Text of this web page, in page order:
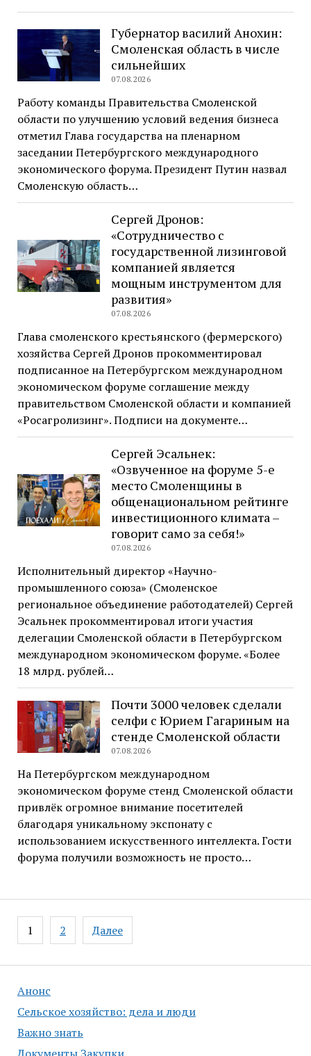
Анонс
Сельское хозяйство: дела и люди
Важно знать
Губернатор василий Анохин:
Смоленская область в числе
сильнейших
07.08.2026
Работу команды Правительства Смоленской
области по улучшению условий ведения бизнеса
отметил Глава государства на пленарном
заседании Петербургского международного
экономического форума. Президент Путин назвал
Смоленскую область…
Сергей Дронов:
«Сотрудничество с
государственной лизинговой
компанией является
мощным инструментом для
развития»
07.08.2026
Глава смоленского крестьянского (фермерского)
хозяйства Сергей Дронов прокомментировал
подписанное на Петербургском международном
экономическом форуме соглашение между
правительством Смоленской области и компанией
«Росагролизинг». Подписи на документе…
Сергей Эсальнек:
«Озвученное на форуме 5-е
место Смоленщины в
общенациональном рейтинге
инвестиционного климата –
говорит само за себя!»
07.08.2026
Исполнительный директор «Научно-
промышленного союза» (Смоленское
региональное объединение работодателей) Сергей
Эсальнек прокомментировал итоги участия
делегации Смоленской области в Петербургском
международном экономическом форуме. «Более
18 млрд. рублей…
Почти 3000 человек сделали
селфи с Юрием Гагариным на
стенде Смоленской области
07.08.2026
На Петербургском международном
экономическом форуме стенд Смоленской области
привлёк огромное внимание посетителей
благодаря уникальному экспонату с
использованием искусственного интеллекта. Гости
форума получили возможность не просто…
Навигация
по
1 2 Далее